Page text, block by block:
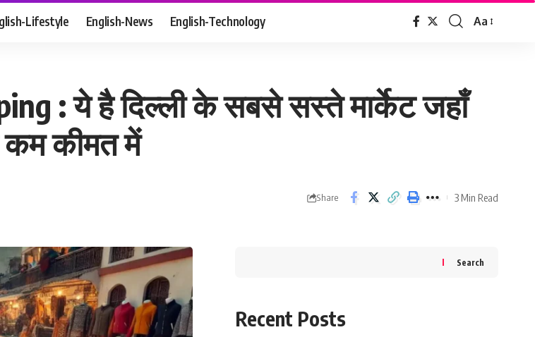
Lifestyle English-News English-Technology
Font
Aa
: ये है दिल्ली के सबसे सस्ते मार्केट जहाँ
कम कीमत में
Share 3 Min Read
Search
Recent Posts